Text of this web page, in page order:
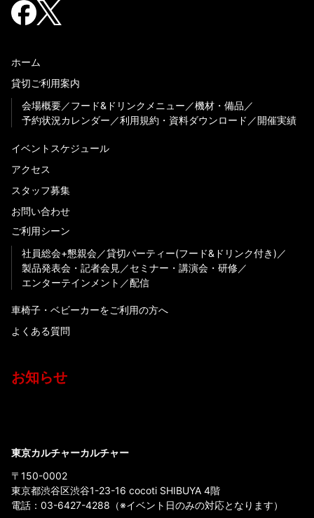
ホーム
貸切ご利用案内
会場概要
フード&ドリンクメニュー
機材・備品
予約状況カレンダー
利用規約・資料ダウンロード 開催実績
イベントスケジュール
アクセス
スタッフ募集
お問い合わせ
ご利用シーン
社員総会+懇親会
貸切パーティー(フード&ドリンク付き)
製品発表会・記者会見
セミナー・講演会・研修
エンターテインメント
配信
車椅子・ベビーカーをご利用の方へ
よくある質問
お知らせ
東京カルチャーカルチャー
〒150-0002
東京都渋谷区渋谷1-23-16 cocoti SHIBUYA 4階
電話： 03-6427-4288 （※イベント日のみの対応となります）